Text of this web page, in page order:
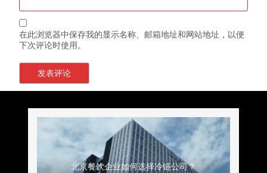
在此浏览器中保存我的显示名称、邮箱地址和网站地址，以便
下次评论时使用。
上海餐饮连锁加速，冷链配送如何破解冻品食材
流通难题？
杭州中央厨房布局餐饮连锁，冷链配送如何打通
关键一环
北京餐饮企业如何选择冷链公司？
深圳冷链物流如何护航餐饮连锁？冻品食材流通
全解析
北京餐饮仓配一体化的核心价值与落地实践解析
武汉冻品配送三要素：控温、时效、低成本如何
兼得？
重庆冷链布局解冻食材运输密码，餐饮连锁如何
稳控品质？